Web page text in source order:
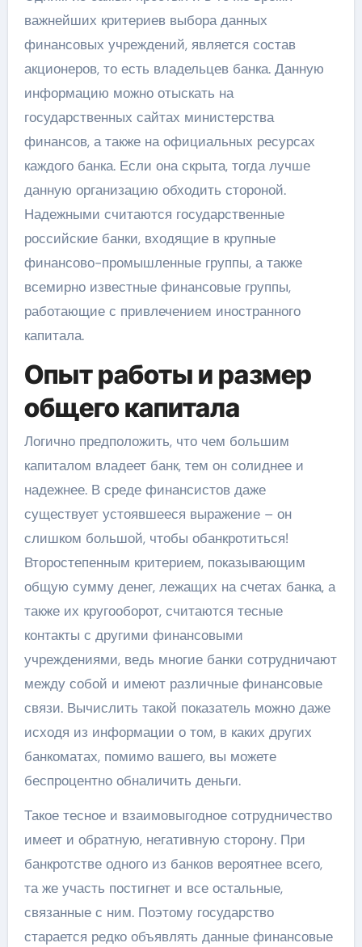
важнейших критериев выбора данных
финансовых учреждений, является состав
акционеров, то есть владельцев банка. Данную
информацию можно отыскать на
государственных сайтах министерства
финансов, а также на официальных ресурсах
каждого банка. Если она скрыта, тогда лучше
данную организацию обходить стороной.
Надежными считаются государственные
российские банки, входящие в крупные
финансово-промышленные группы, а также
всемирно известные финансовые группы,
работающие с привлечением иностранного
капитала.
Опыт работы и размер
общего капитала
Логично предположить, что чем большим
капиталом владеет банк, тем он солиднее и
надежнее. В среде финансистов даже
существует устоявшееся выражение – он
слишком большой, чтобы обанкротиться!
Второстепенным критерием, показывающим
общую сумму денег, лежащих на счетах банка, а
также их кругооборот, считаются тесные
контакты с другими финансовыми
учреждениями, ведь многие банки сотрудничают
между собой и имеют различные финансовые
связи. Вычислить такой показатель можно даже
исходя из информации о том, в каких других
банкоматах, помимо вашего, вы можете
беспроцентно обналичить деньги.
Такое тесное и взаимовыгодное сотрудничество
имеет и обратную, негативную сторону. При
банкротстве одного из банков вероятнее всего,
та же участь постигнет и все остальные,
связанные с ним. Поэтому государство
старается редко объявлять данные финансовые